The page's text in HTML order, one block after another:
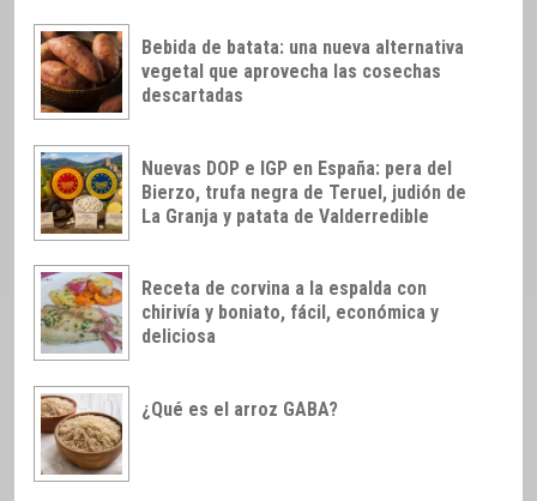
Bebida de batata: una nueva alternativa
vegetal que aprovecha las cosechas
descartadas
Nuevas DOP e IGP en España: pera del
Bierzo, trufa negra de Teruel, judión de
La Granja y patata de Valderredible
Receta de corvina a la espalda con
chirivía y boniato, fácil, económica y
deliciosa
¿Qué es el arroz GABA?